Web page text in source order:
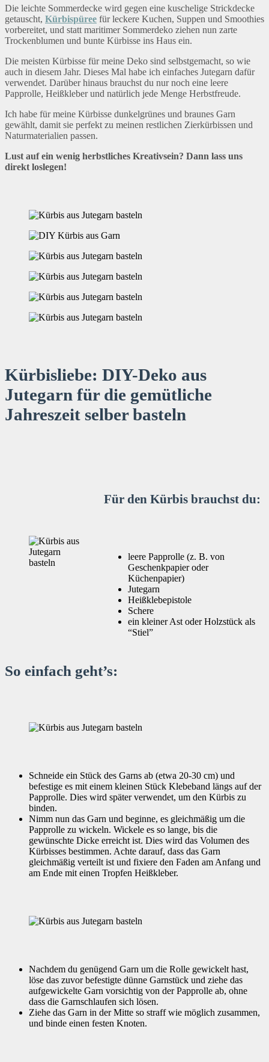
Die leichte Sommerdecke wird gegen eine kuschelige Strickdecke
getauscht, Kürbispüree für leckere Kuchen, Suppen und Smoothies
vorbereitet, und statt maritimer Sommerdeko ziehen nun zarte
Trockenblumen und bunte Kürbisse ins Haus ein.
Die meisten Kürbisse für meine Deko sind selbstgemacht, so wie
auch in diesem Jahr. Dieses Mal habe ich einfaches Jutegarn dafür
verwendet. Darüber hinaus brauchst du nur noch eine leere
Papprolle, Heißkleber und natürlich jede Menge Herbstfreude.
Ich habe für meine Kürbisse dunkelgrünes und braunes Garn
gewählt, damit sie perfekt zu meinen restlichen Zierkürbissen und
Naturmaterialien passen.
Lust auf ein wenig herbstliches Kreativsein? Dann lass uns
direkt loslegen!
Kürbisliebe: DIY-Deko aus
Jutegarn für die gemütliche
Jahreszeit selber basteln
Für den Kürbis brauchst du:
leere Papprolle (z. B. von
Geschenkpapier oder
Küchenpapier)
Jutegarn
Heißklebepistole
Schere
ein kleiner Ast oder Holzstück als
“Stiel”
So einfach geht’s:
Schneide ein Stück des Garns ab (etwa 20-30 cm) und
befestige es mit einem kleinen Stück Klebeband längs auf der
Papprolle. Dies wird später verwendet, um den Kürbis zu
binden.
Nimm nun das Garn und beginne, es gleichmäßig um die
Papprolle zu wickeln. Wickele es so lange, bis die
gewünschte Dicke erreicht ist. Dies wird das Volumen des
Kürbisses bestimmen. Achte darauf, dass das Garn
gleichmäßig verteilt ist und fixiere den Faden am Anfang und
am Ende mit einen Tropfen Heißkleber.
Nachdem du genügend Garn um die Rolle gewickelt hast,
löse das zuvor befestigte dünne Garnstück und ziehe das
aufgewickelte Garn vorsichtig von der Papprolle ab, ohne
dass die Garnschlaufen sich lösen.
Ziehe das Garn in der Mitte so straff wie möglich zusammen,
und binde einen festen Knoten.